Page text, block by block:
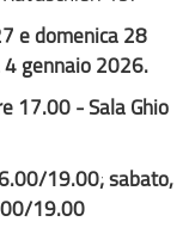
e domenica 28
gennaio 2026.
17.00 - Sala Ghio
19.00; sabato,
19.00